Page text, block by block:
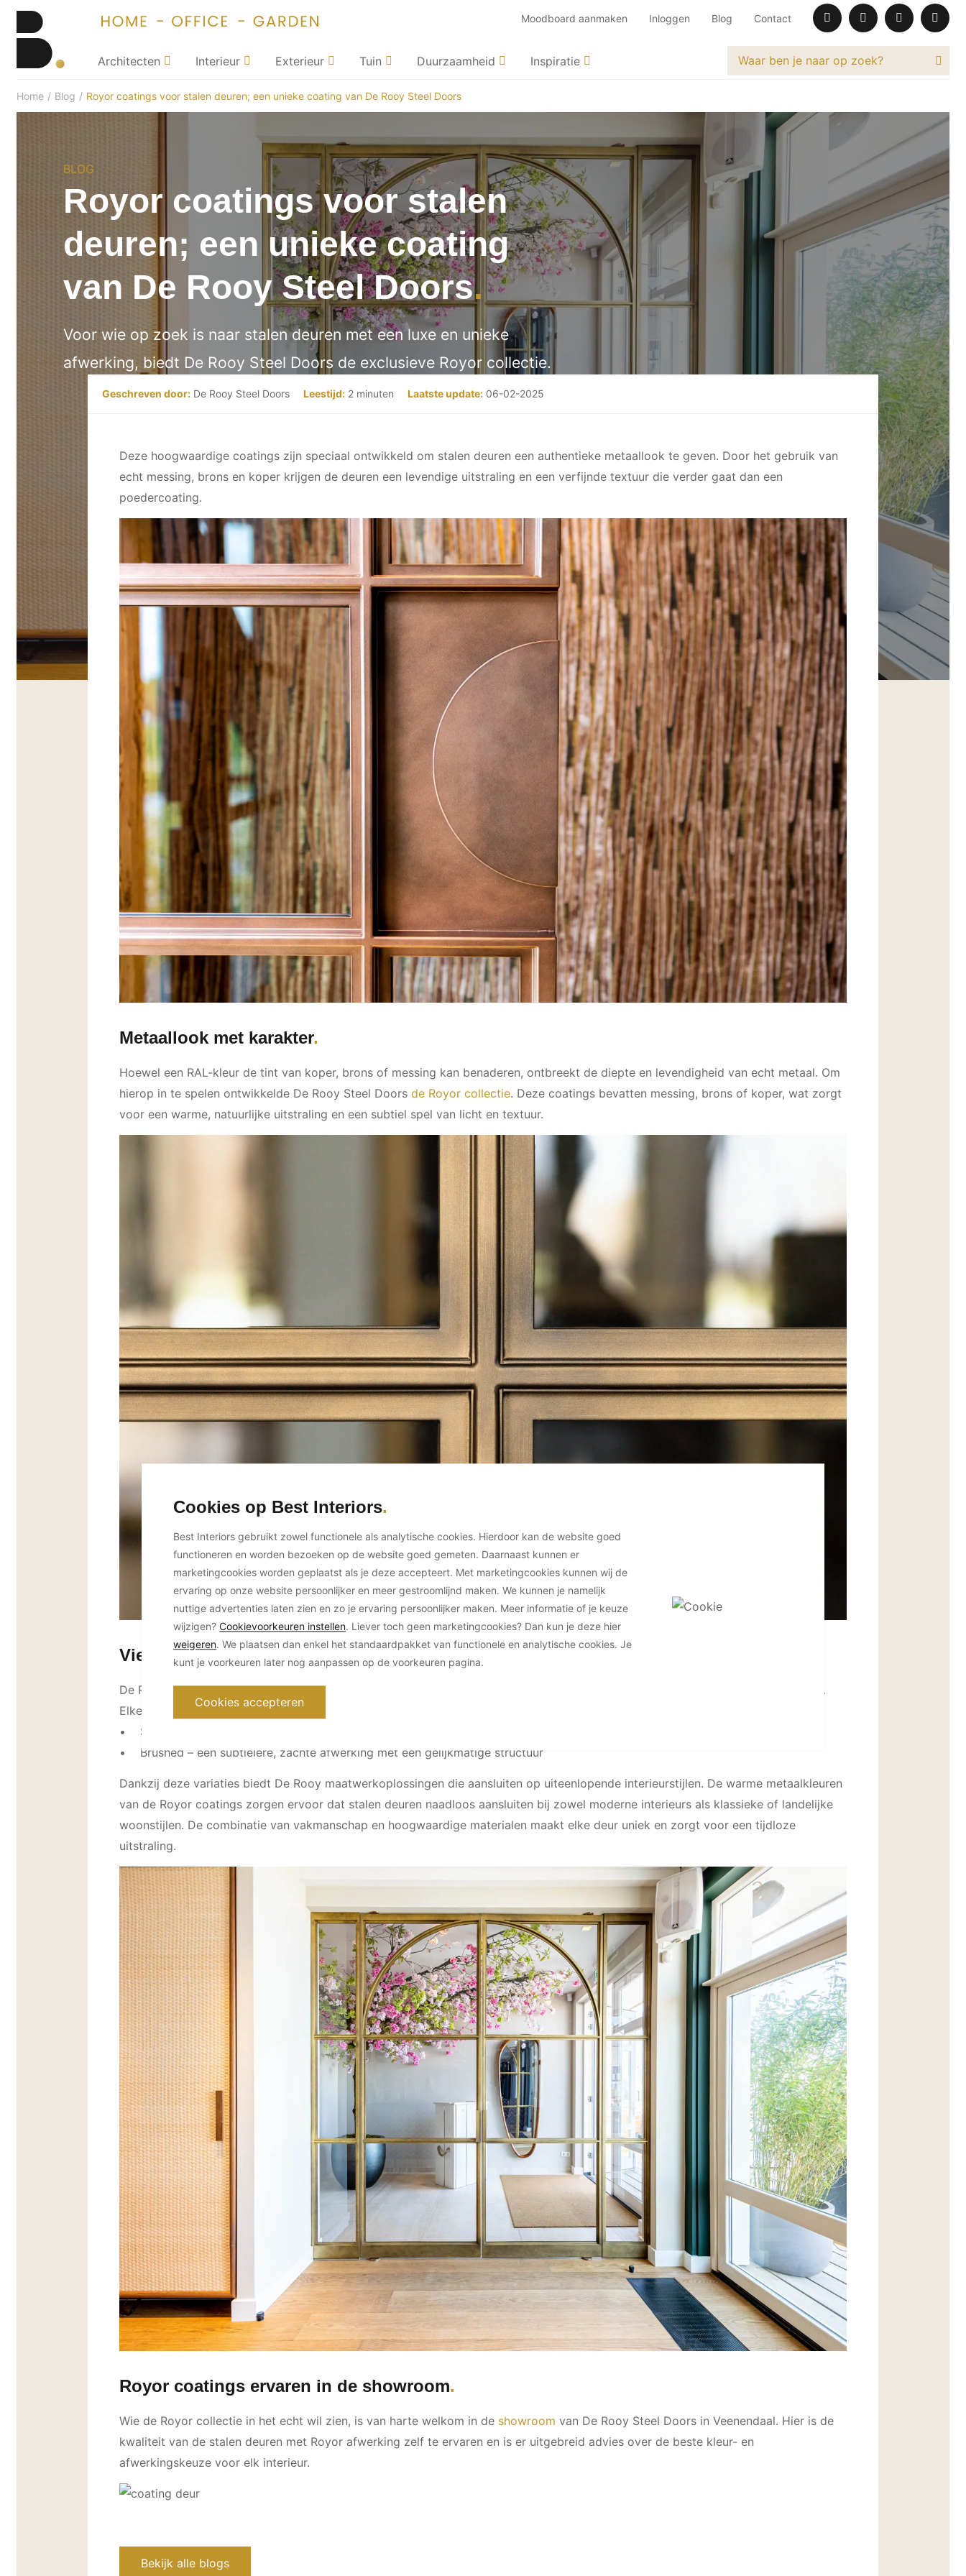
Moodboard aanmaken Inloggen Blog Contact
Architecten Interieur Exterieur Tuin Duurzaamheid Inspiratie
Home / Blog / Royor coatings voor stalen deuren; een unieke coating van De Rooy Steel Doors
BLOG
Royor coatings voor stalen
deuren; een unieke coating
van De Rooy Steel Doors
Voor wie op zoek is naar stalen deuren met een luxe en unieke
afwerking, biedt De Rooy Steel Doors de exclusieve Royor collectie.
Geschreven door: De Rooy Steel Doors Leestijd: 2 minuten Laatste update: 06-02-2025
Deze hoogwaardige coatings zijn speciaal ontwikkeld om stalen deuren een authentieke metaallook te geven. Door het gebruik van
echt messing, brons en koper krijgen de deuren een levendige uitstraling en een verfijnde textuur die verder gaat dan een
poedercoating.
Metaallook met karakter
Hoewel een RAL-kleur de tint van koper, brons of messing kan benaderen, ontbreekt de diepte en levendigheid van echt metaal. Om
hierop in te spelen ontwikkelde De Rooy Steel Doorsde Royor collectie. Deze coatings bevatten messing, brons of koper, wat zorgt
voor een warme, natuurlijke uitstraling en een subtiel spel van licht en textuur.
Vier kleuren, twee afwerkingen
De Royor collectie omvat vier exclusieve metaaltinten: Copper (koper), Bronze (brons), Dark Bronze (bronze) en Brass (messing).
Elke coating is verkrijgbaar in twee afwerkingen:
• Striped – met zichtbare, brede penseelstreken voor een expressieve uitstraling
• Brushed – een subtielere, zachte afwerking met een gelijkmatige structuur
Dankzij deze variaties biedt De Rooy maatwerkoplossingen die aansluiten op uiteenlopende interieurstijlen. De warme metaalkleuren
van de Royor coatings zorgen ervoor dat stalen deuren naadloos aansluiten bij zowel moderne interieurs als klassieke of landelijke
woonstijlen. De combinatie van vakmanschap en hoogwaardige materialen maakt elke deur uniek en zorgt voor een tijdloze
uitstraling.
Royor coatings ervaren in de showroom
Wie de Royor collectie in het echt wil zien, is van harte welkom in de showroom van De Rooy Steel Doors in Veenendaal. Hier is de
kwaliteit van de stalen deuren met Royor afwerking zelf te ervaren en is er uitgebreid advies over de beste kleur- en
afwerkingskeuze voor elk interieur.
Bekijk alle blogs
Cookies op Best Interiors
Best Interiors gebruikt zowel functionele als analytische cookies. Hierdoor kan de website goed
functioneren en worden bezoeken op de website goed gemeten. Daarnaast kunnen er
marketingcookies worden geplaatst als je deze accepteert. Met marketingcookies kunnen wij de
ervaring op onze website persoonlijker en meer gestroomlijnd maken. We kunnen je namelijk
nuttige advertenties laten zien en zo je ervaring persoonlijker maken. Meer informatie of je keuze
wijzigen?Cookievoorkeuren instellen. Liever toch geen marketingcookies? Dan kun je deze hier
weigeren. We plaatsen dan enkel het standaardpakket van functionele en analytische cookies. Je
kunt je voorkeuren later nog aanpassen op de voorkeuren pagina.
Cookies accepteren